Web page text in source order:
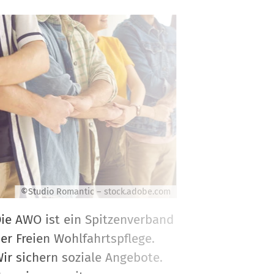
©Studio Romantic – stock.adobe.com
AWO ist ein Spitzenverband
Freien Wohlfahrtspflege.
sichern soziale Angebote.